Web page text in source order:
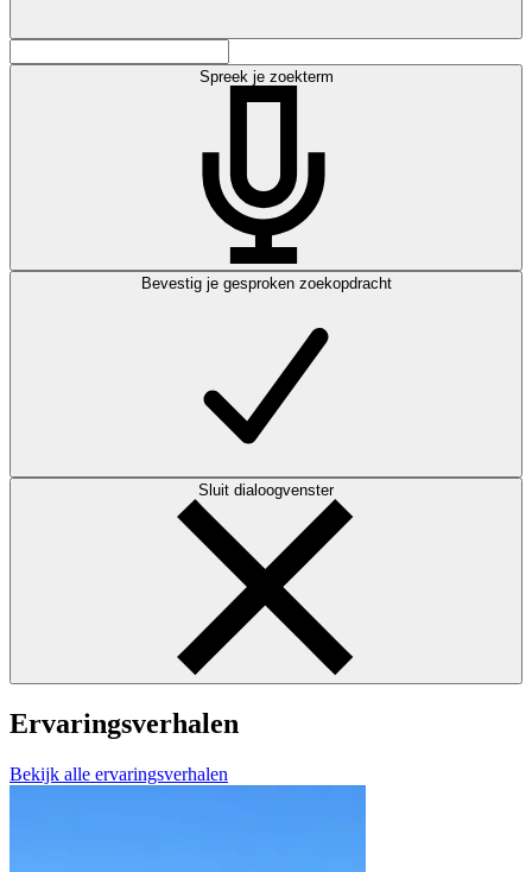
Spreek je zoekterm
Bevestig je gesproken zoekopdracht
Sluit dialoogvenster
Ervaringsverhalen
Bekijk alle ervaringsverhalen